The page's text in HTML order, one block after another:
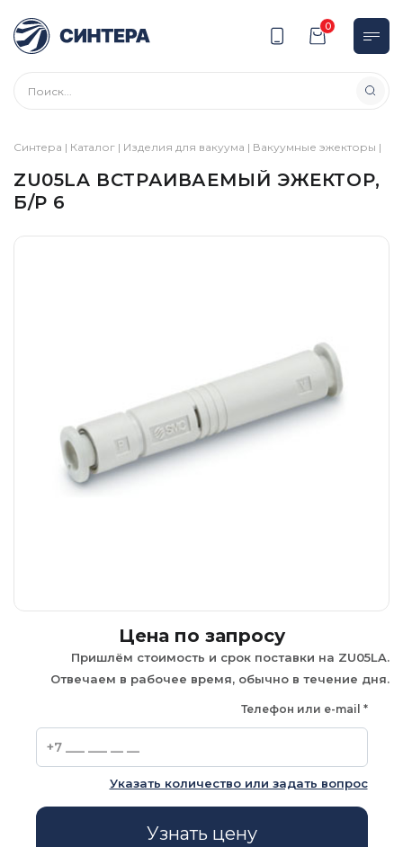
0
Синтера | Каталог | Изделия для вакуума | Вакуумные эжекторы |
ZU05LA ВСТРАИВАЕМЫЙ ЭЖЕКТОР,
Б/Р 6
Цена по запросу
Пришлём стоимость и срок поставки на ZU05LA.
Отвечаем в рабочее время, обычно в течение дня.
Телефон или e-mail *
Указать количество или задать вопрос
Узнать цену